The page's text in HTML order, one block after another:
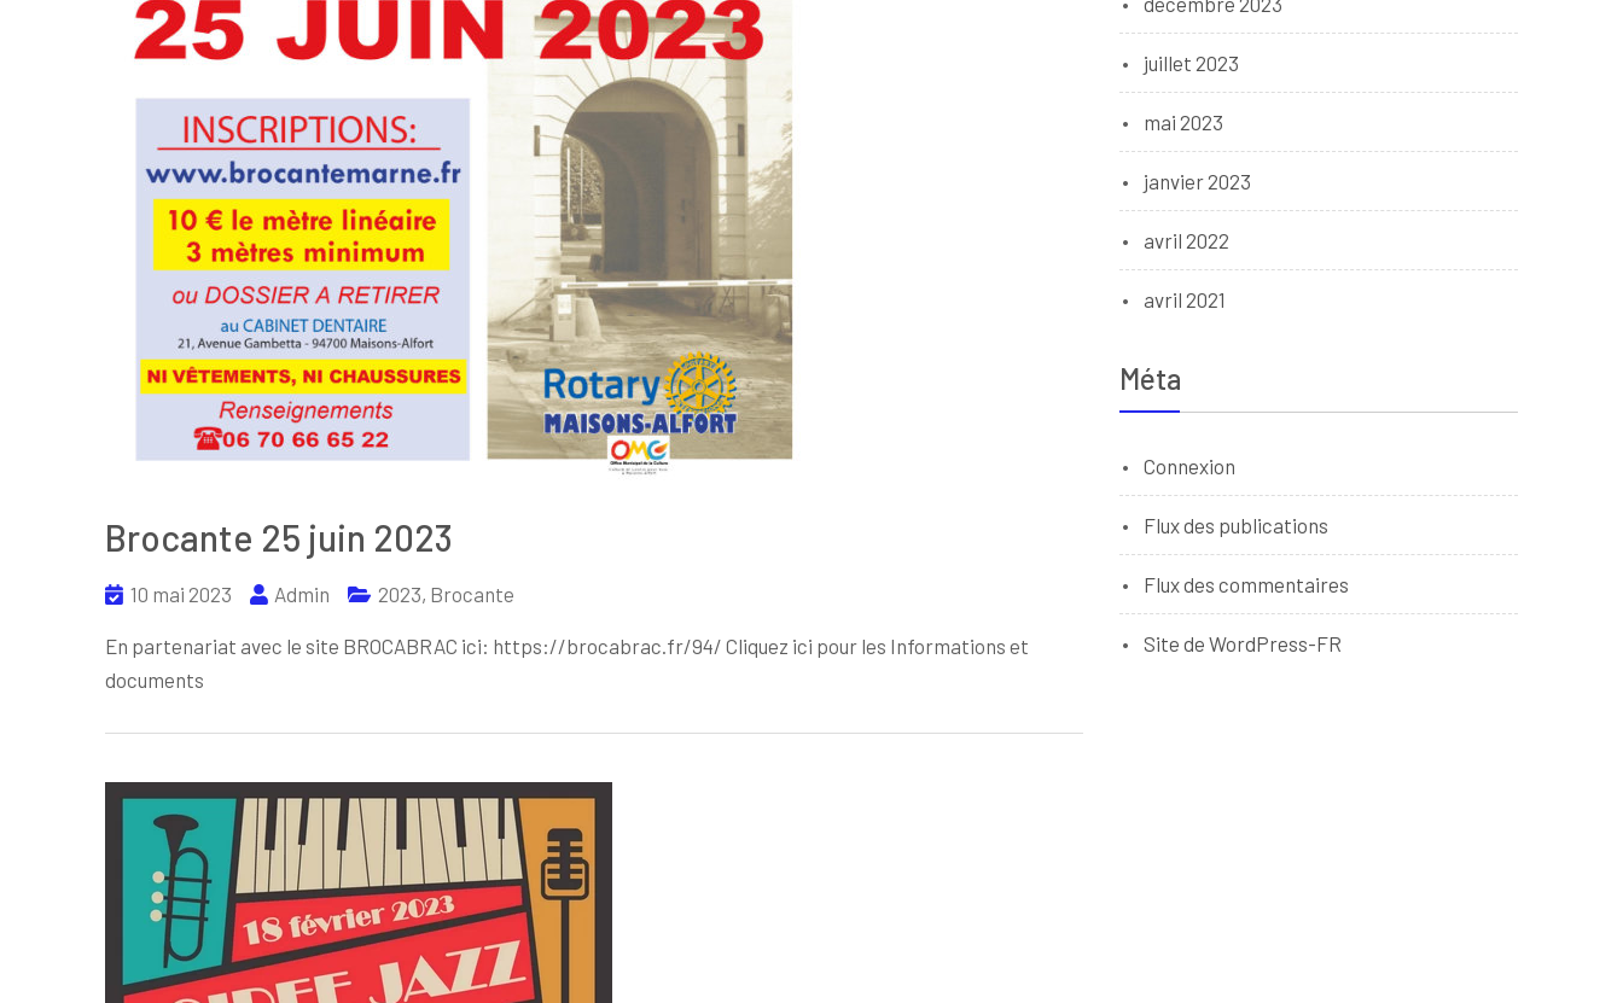
Brocante 25 juin 2023
10 mai 2023 Admin 2023, Brocante
En partenariat avec le site BROCABRAC ici: https://brocabrac.fr/94/ Cliquez ici pour les Informations et
documents
juillet 2023
mai 2023
janvier 2023
avril 2022
avril 2021
Méta
Connexion
Flux des publications
Flux des commentaires
Site de WordPress-FR